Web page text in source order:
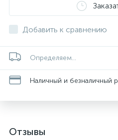
Добавить к сравнению
Определяем...
Наличный и безналичный
Отзывы